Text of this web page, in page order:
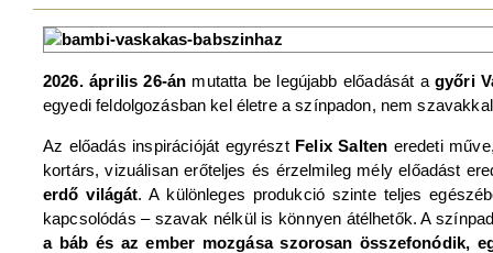
2026. április 26-án mutatta be legújabb előadását agyőri
egyedi feldolgozásban kel életre a színpadon, nem
Az előadás inspirációját egyrészt Felix Salten eredeti
kortárs, vizuálisan erőteljes és érzelmileg mély előadást
erdő világát. A különleges produkció szinte teljes
kapcsolódás – szavak nélkül is könnyen átélhetők. A
a báb és az ember mozgása szorosan összefonódik,